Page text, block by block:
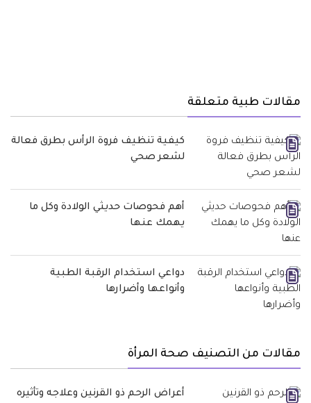
مقالات طبية متعلقة
كيفية تنظيف فروة الرأس بطرق فعالة
لشعر صحي
أهم فحوصات حديثي الولادة وكل ما
يهمك عنها
دواعي استخدام الرقبة الطبية
وأنواعها وأضرارها
مقالات من التصنيف صحة المرأة
أعراض الرحم ذو القرنين وعلاجه وتأثيره